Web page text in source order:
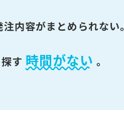
注内容がまとめられない。
す 時間がない 。